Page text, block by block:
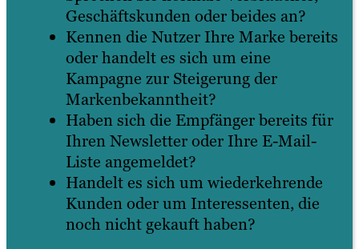
Geschäftskunden oder beides an?
Kennen die Nutzer Ihre Marke bereits
oder handelt es sich um eine
Kampagne zur Steigerung der
Markenbekanntheit?
Haben sich die Empfänger bereits für
Ihren Newsletter oder Ihre E-Mail-
Liste angemeldet?
Handelt es sich um wiederkehrende
Kunden oder um Interessenten, die
noch nicht gekauft haben?